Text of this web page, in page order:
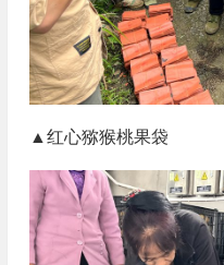
▲红心猕猴桃果袋